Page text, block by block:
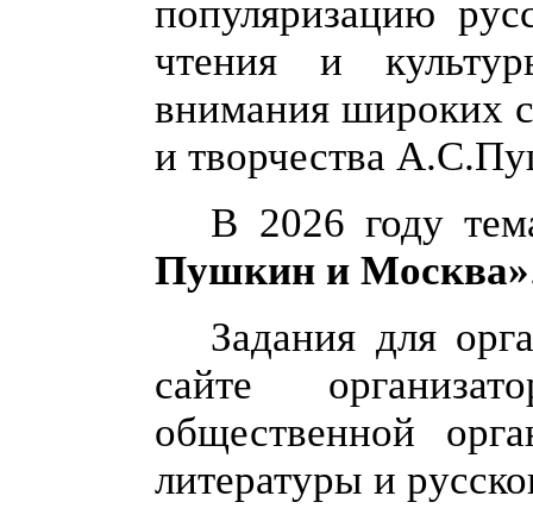
популяризацию
чтения и
внимания широких
и творчества
В 2026 году
Пушкин и Москва»
Задания для
сайте
общественной
литературы и